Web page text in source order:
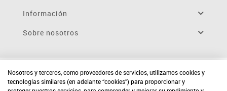
Información
Sobre nosotros
Nosotros y terceros, como proveedores de servicios, utilizamos cookies y
tecnologías similares (en adelante “cookies”) para proporcionar y